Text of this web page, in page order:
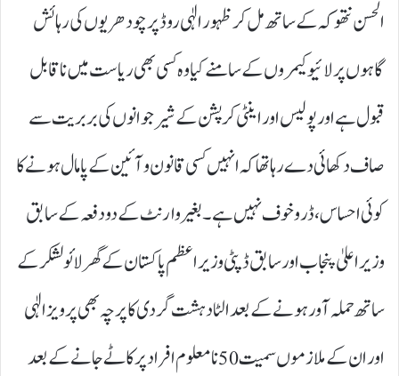
الحسن نتھوکہ کے ساتھ مل کر ظہور الٰہی روڈ پر چودھریوں کی رہائش
گاہوں پر لائیو کیمروں کے سامنے کیا وہ کسی بھی ریاست میں ناقابل
قبول ہے اور پولیس اور اینٹی کرپشن کے شیر جوانوں کی بربریت سے
صاف دکھائی دے رہا تھا کہ انہیں کسی قانون و آئین کے پامال ہونے کا
کوئی احساس، ڈر و خوف نہیں ہے۔ بغیر وارنٹ کے دو دفعہ کے سابق
وزیر اعلیٰ پنجاب اور سابق ڈپٹی وزیر اعظم پاکستان کے گھر لائو لشکر کے
ساتھ حملہ آور ہونے کے بعد الٹا دہشت گردی کا پرچہ بھی پرویز الٰہی
اور ان کے ملازموں سمیت50نامعلوم افراد پر کاٹے جانے کے بعد